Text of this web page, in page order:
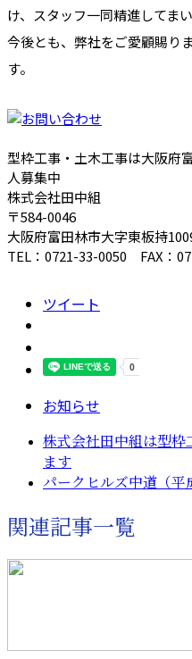
け、スタッフ一同精進してまい
今後とも、弊社をご愛顧賜り
す。
型枠工事・土木工事は大阪府
人募集中
株式会社田中組
〒584-0046
大阪府富田林市大字東板持
TEL：0721-33-0050 FAX：
ツイート
お知らせ
株式会社田中組は型枠
ます
パークヒルズ中道（平
関連記事一覧